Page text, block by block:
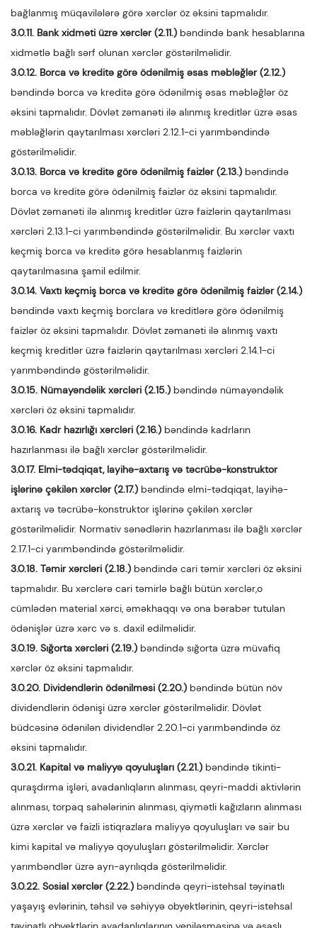
bağlanmış müqavilələrə görə xərclər öz əksini tapmalıdır.
3.0.11. Bank xidməti üzrə xərclər (2.11.) bəndində bank hesablarına
xidmətlə bağlı sərf olunan xərclər göstərilməlidir.
3.0.12. Borca və kreditə görə ödənilmiş əsas məbləğlər (2.12.)
bəndində borca və kreditə görə ödənilmiş əsas məbləğlər öz
əksini tapmalıdır. Dövlət zəmanəti ilə alınmış kreditlər üzrə əsas
məbləğlərin qaytarılması xərcləri 2.12.1-ci yarımbəndində
göstərilməlidir.
3.0.13. Borca və kreditə görə ödənilmiş faizlər (2.13.) bəndində
borca və kreditə görə ödənilmiş faizlər öz əksini tapmalıdır.
Dövlət zəmanəti ilə alınmış kreditlər üzrə faizlərin qaytarılması
xərcləri 2.13.1-ci yarımbəndində göstərilməlidir. Bu xərclər vaxtı
keçmiş borca və kreditə görə hesablanmış faizlərin
qaytarılmasına şamil edilmir.
3.0.14. Vaxtı keçmiş borca və kreditə görə ödənilmiş faizlər (2.14.)
bəndində vaxtı keçmiş borclara və kreditlərə görə ödənilmiş
faizlər öz əksini tapmalıdır. Dövlət zəmanəti ilə alınmış vaxtı
keçmiş kreditlər üzrə faizlərin qaytarılması xərcləri 2.14.1-ci
yarımbəndində göstərilməlidir.
3.0.15. Nümayəndəlik xərcləri (2.15.) bəndində nümayəndəlik
xərcləri öz əksini tapmalıdır.
3.0.16. Kadr hazırlığı xərcləri (2.16.) bəndində kadrların
hazırlanması ilə bağlı xərclər göstərilməlidir.
3.0.17. Elmi-tədqiqat, layihə-axtarış və təcrübə-konstruktor
işlərinə çəkilən xərclər (2.17.) bəndində elmi-tədqiqat, layihə-
axtarış və təcrübə-konstruktor işlərinə çəkilən xərclər
göstərilməlidir. Normativ sənədlərin hazırlanması ilə bağlı xərclər
2.17.1-ci yarımbəndində göstərilməlidir.
3.0.18. Təmir xərcləri (2.18.) bəndində cari təmir xərcləri öz əksini
tapmalıdır. Bu xərclərə cari təmirlə bağlı bütün xərclər,o
cümlədən material xərci, əməkhaqqı və ona bərabər tutulan
ödənişlər üzrə xərc və s. daxil edilməlidir.
3.0.19. Sığorta xərcləri (2.19.) bəndində sığorta üzrə müvafiq
xərclər öz əksini tapmalıdır.
3.0.20. Dividendlərin ödənilməsi (2.20.) bəndində bütün növ
dividendlərin ödənişi üzrə xərclər göstərilməlidir. Dövlət
büdcəsinə ödənilən dividendlər 2.20.1-ci yarımbəndində öz
əksini tapmalıdır.
3.0.21. Kapital və maliyyə qoyuluşları (2.21.) bəndində tikinti-
quraşdırma işləri, avadanlıqların alınması, qeyri-maddi aktivlərin
alınması, torpaq sahələrinin alınması, qiymətli kağızların alınması
üzrə xərclər və faizli istiqrazlara maliyyə qoyuluşları və sair bu
kimi kapital və maliyyə qoyuluşları göstərilməlidir. Xərclər
yarımbəndlər üzrə ayrı-ayrılıqda göstərilməlidir.
3.0.22. Sosial xərclər (2.22.) bəndində qeyri-istehsal təyinatlı
yaşayış evlərinin, təhsil və səhiyyə obyektlərinin, qeyri-istehsal